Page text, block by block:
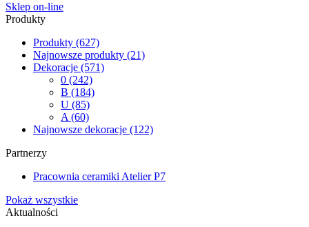
Sklep on-line
Produkty
Produkty (627)
Najnowsze produkty (21)
Dekoracje (571)
0 (242)
B (184)
U (85)
A (60)
Najnowsze dekoracje (122)
Partnerzy
Pracownia ceramiki Atelier P7
Pokaż wszystkie
Aktualności